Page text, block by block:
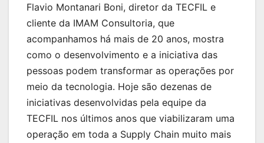
Flavio Montanari Boni, diretor da TECFIL e
cliente da IMAM Consultoria, que
acompanhamos há mais de 20 anos, mostra
como o desenvolvimento e a iniciativa das
pessoas podem transformar as operações por
meio da tecnologia. Hoje são dezenas de
iniciativas desenvolvidas pela equipe da
TECFIL nos últimos anos que viabilizaram uma
operação em toda a Supply Chain muito mais